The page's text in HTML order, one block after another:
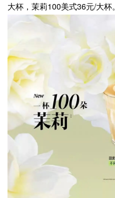
大杯，茉莉100美式36元/大杯。